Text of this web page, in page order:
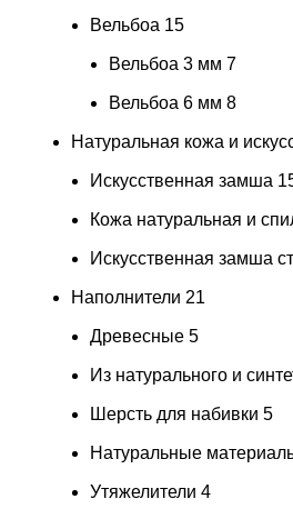
Вельбоа 15
Вельбоа 3 мм 7
Вельбоа 6 мм 8
Натуральная кожа и
Искусственная замша
Кожа натуральная и
Искусственная замша
Наполнители 21
Древесные 5
Из натурального и
Шерсть для набивки 5
Натуральные
Утяжелители 4